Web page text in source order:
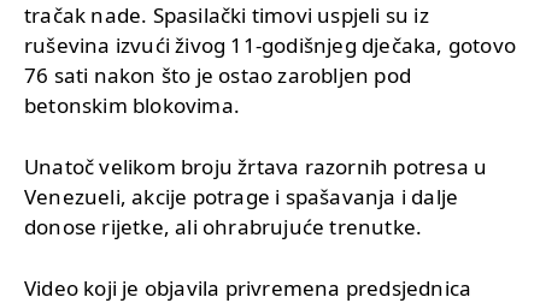
tračak nade. Spasilački timovi uspjeli su iz
ruševina izvući živog 11-godišnjeg dječaka, gotovo
76 sati nakon što je ostao zarobljen pod
betonskim blokovima.
Unatoč velikom broju žrtava razornih potresa u
Venezueli, akcije potrage i spašavanja i dalje
donose rijetke, ali ohrabrujuće trenutke.
Video koji je objavila privremena predsjednica